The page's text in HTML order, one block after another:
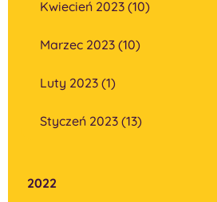
Kwiecień 2023 (10)
Marzec 2023 (10)
Luty 2023 (1)
Styczeń 2023 (13)
2022